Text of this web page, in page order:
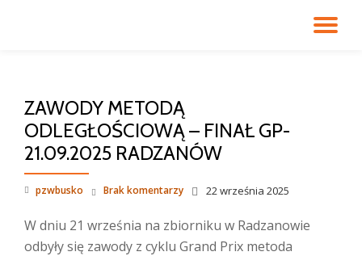
ZAWODY METODĄ
ODLEGŁOŚCIOWĄ – FINAŁ GP-
21.09.2025 RADZANÓW
pzwbusko 22 września 2025
Brak komentarzy
W dniu 21 września na zbiorniku w Radzanowie
odbyły się zawody z cyklu Grand Prix metoda